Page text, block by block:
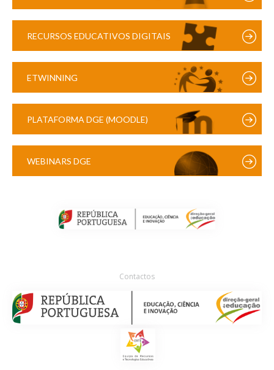
RECURSOS EDUCATIVOS DIGITAIS
ETWINNING
PLATAFORMA DGE (MOODLE)
WEBINARS DGE
Contactos